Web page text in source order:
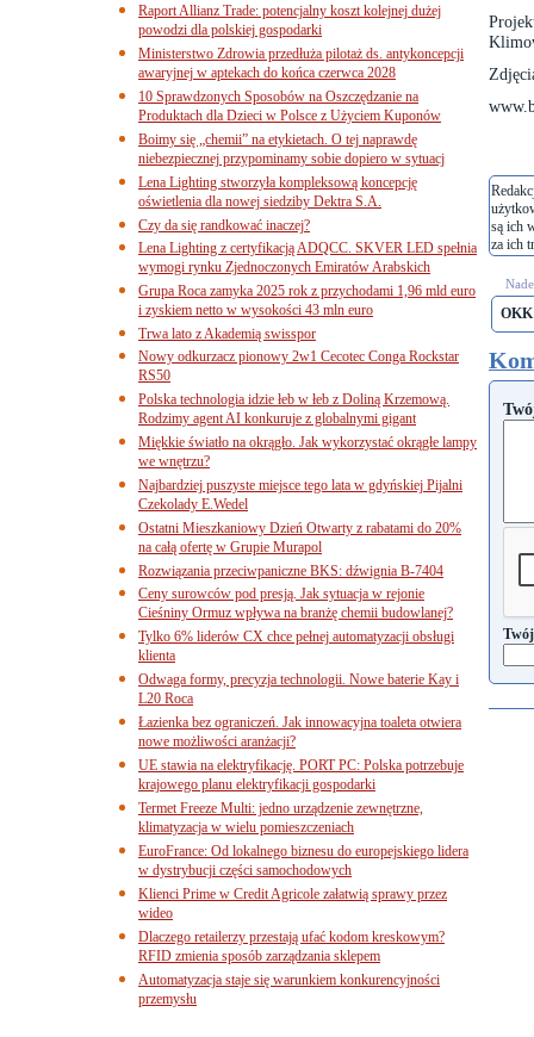
są ich
za ich
Raport Allianz Trade: potencjalny koszt kolejnej dużej
powodzi dla polskiej gospodarki
Ministerstwo Zdrowia przedłuża pilotaż ds. antykoncepcji
awaryjnej w aptekach do końca czerwca 2028
10 Sprawdzonych Sposobów na Oszczędzanie na
Produktach dla Dzieci w Polsce z Użyciem Kuponów
Boimy się „chemii” na etykietach. O tej naprawdę
niebezpiecznej przypominamy sobie dopiero w sytuacj
Lena Lighting stworzyła kompleksową koncepcję
oświetlenia dla nowej siedziby Dektra S.A.
Czy da się randkować inaczej?
Lena Lighting z certyfikacją ADQCC. SKVER LED spełnia
wymogi rynku Zjednoczonych Emiratów Arabskich
Grupa Roca zamyka 2025 rok z przychodami 1,96 mld euro
i zyskiem netto w wysokości 43 mln euro
Trwa lato z Akademią swisspor
Nowy odkurzacz pionowy 2w1 Cecotec Conga Rockstar
RS50
Polska technologia idzie łeb w łeb z Doliną Krzemową.
Rodzimy agent AI konkuruje z globalnymi gigant
Miękkie światło na okrągło. Jak wykorzystać okrągłe lampy
we wnętrzu?
Najbardziej puszyste miejsce tego lata w gdyńskiej Pijalni
Czekolady E.Wedel
Ostatni Mieszkaniowy Dzień Otwarty z rabatami do 20%
na całą ofertę w Grupie Murapol
Rozwiązania przeciwpaniczne BKS: dźwignia B-7404
Ceny surowców pod presją. Jak sytuacja w rejonie
Cieśniny Ormuz wpływa na branżę chemii budowlanej?
Tylko 6% liderów CX chce pełnej automatyzacji obsługi
klienta
Odwaga formy, precyzja technologii. Nowe baterie Kay i
L20 Roca
Łazienka bez ograniczeń. Jak innowacyjna toaleta otwiera
nowe możliwości aranżacji?
UE stawia na elektryfikację. PORT PC: Polska potrzebuje
krajowego planu elektryfikacji gospodarki
Termet Freeze Multi: jedno urządzenie zewnętrzne,
klimatyzacja w wielu pomieszczeniach
EuroFrance: Od lokalnego biznesu do europejskiego lidera
w dystrybucji części samochodowych
Klienci Prime w Credit Agricole załatwią sprawy przez
wideo
Dlaczego retailerzy przestają ufać kodom kreskowym?
RFID zmienia sposób zarządzania sklepem
Automatyzacja staje się warunkiem konkurencyjności
przemysłu